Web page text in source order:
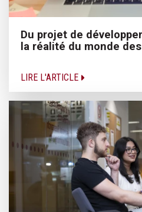
Du projet de
la réalité du monde
LIRE L'ARTICLE